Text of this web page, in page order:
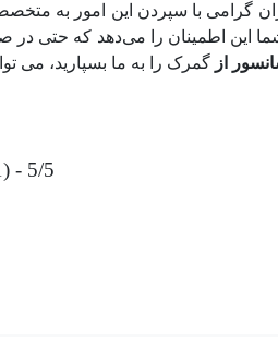
گرامی با سپردن این امور به
این اطمینان را می‌دهد که حتی
از گمرک را به ما بسپارید، می
5/5 - (1 امتیاز)